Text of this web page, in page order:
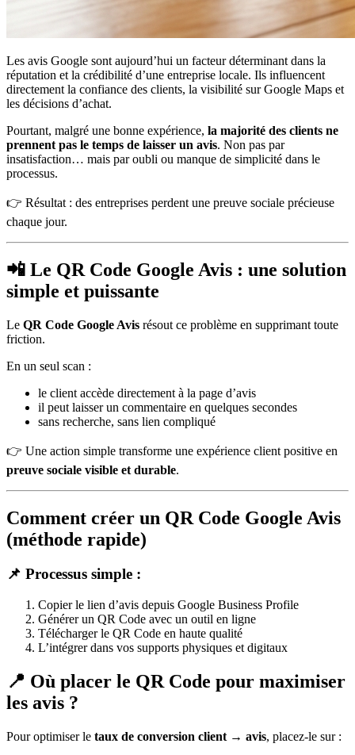
Les avis Google sont aujourd’hui un facteur déterminant dans la
réputation et la crédibilité d’une entreprise locale. Ils influencent
directement la confiance des clients, la visibilité sur Google Maps et
les décisions d’achat.
Pourtant, malgré une bonne expérience, la majorité des clients ne
prennent pas le temps de laisser un avis. Non pas par
insatisfaction… mais par oubli ou manque de simplicité dans le
processus.
👉 Résultat : des entreprises perdent une preuve sociale précieuse
chaque jour.
📲 Le QR Code Google Avis : une solution
simple et puissante
Le QR Code Google Avis résout ce problème en supprimant toute
friction.
En un seul scan :
le client accède directement à la page d’avis
il peut laisser un commentaire en quelques secondes
sans recherche, sans lien compliqué
👉 Une action simple transforme une expérience client positive en
preuve sociale visible et durable.
Comment créer un QR Code Google Avis
(méthode rapide)
📌 Processus simple :
Copier le lien d’avis depuis Google Business Profile
Générer un QR Code avec un outil en ligne
Télécharger le QR Code en haute qualité
L’intégrer dans vos supports physiques et digitaux
📍 Où placer le QR Code pour maximiser
les avis ?
Pour optimiser le taux de conversion client → avis, placez-le sur :